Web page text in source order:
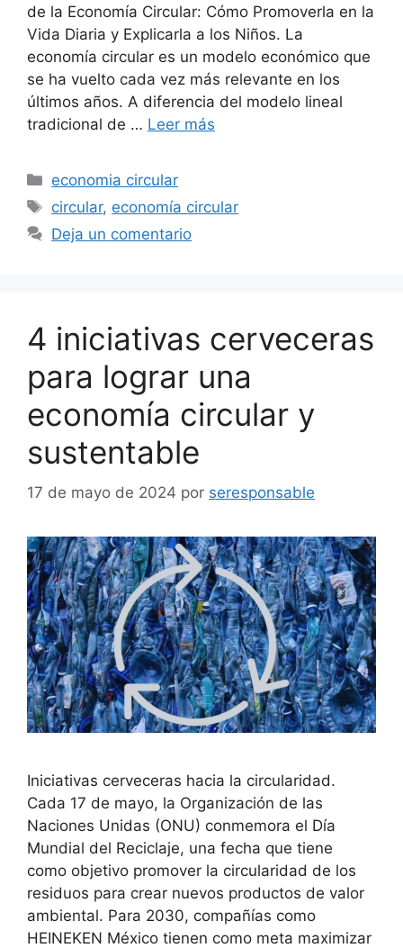
de la Economía Circular: Cómo Promoverla en la
Vida Diaria y Explicarla a los Niños. La
economía circular es un modelo económico que
se ha vuelto cada vez más relevante en los
últimos años. A diferencia del modelo lineal
tradicional de … Leer más
Categorías
economia circular
Etiquetas
circular, economía circular
Deja un comentario
4 iniciativas cerveceras
para lograr una
economía circular y
sustentable
17 de mayo de 2024 por seresponsable
Iniciativas cerveceras hacia la circularidad.
Cada 17 de mayo, la Organización de las
Naciones Unidas (ONU) conmemora el Día
Mundial del Reciclaje, una fecha que tiene
como objetivo promover la circularidad de los
residuos para crear nuevos productos de valor
ambiental. Para 2030, compañías como
HEINEKEN México tienen como meta maximizar